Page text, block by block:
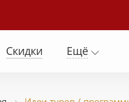
Скидки Ещё